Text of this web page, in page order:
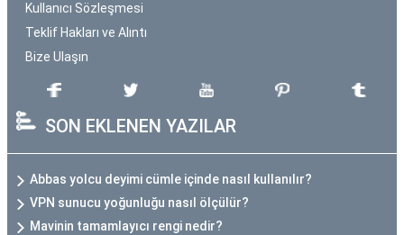
Kullanıcı Sözleşmesi
Teklif Hakları ve Alıntı
Bize Ulaşın
SON EKLENEN YAZILAR
Abbas yolcu deyimi cümle içinde nasıl kullanılır?
VPN sunucu yoğunluğu nasıl ölçülür?
Mavinin tamamlayıcı rengi nedir?